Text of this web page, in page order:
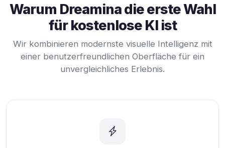
Warum Dreamina die erste Wahl
für kostenlose KI ist
Wir kombinieren modernste visuelle Intelligenz mit
einer benutzerfreundlichen Oberfläche für ein
unvergleichliches Erlebnis.